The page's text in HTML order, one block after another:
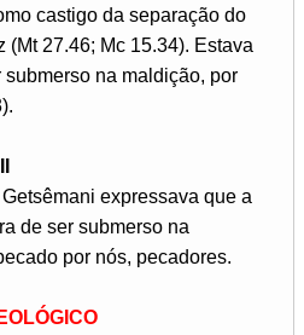
castigo da separação do
(Mt 27.46; Mc 15.34). Estava
na maldição, por
expressava que a
de ser submerso na
por nós, pecadores.